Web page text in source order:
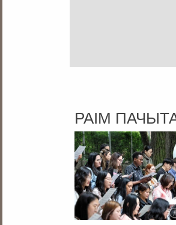
РАІМ